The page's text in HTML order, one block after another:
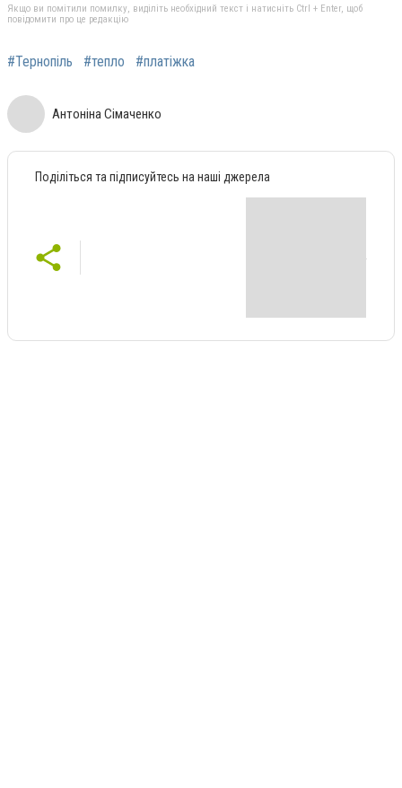
Якщо ви помітили помилку, виділіть необхідний текст і натисніть Ctrl + Enter, щоб
повідомити про це редакцію
#Тернопіль #тепло #платіжка
Антоніна Сімаченко
Поділіться та підписуйтесь на наші джерела